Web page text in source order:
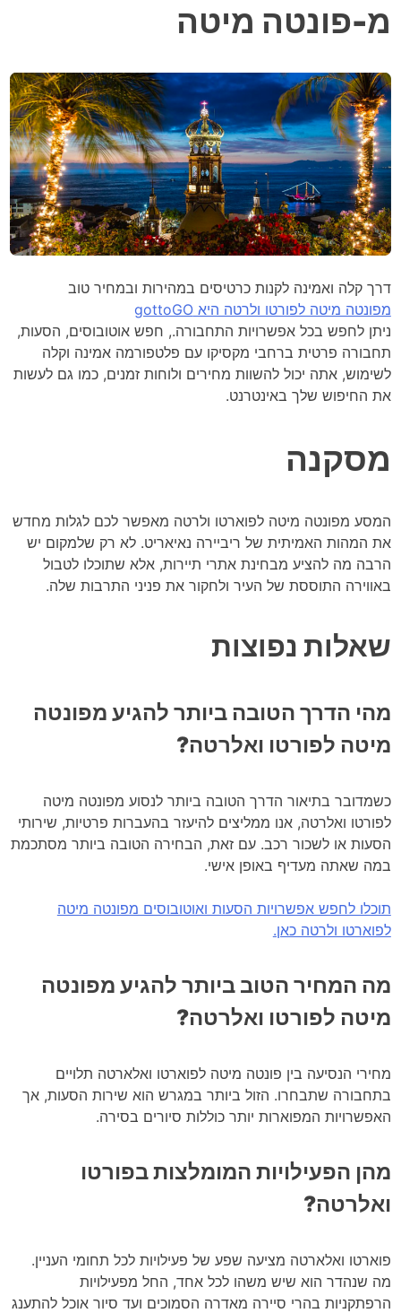
מ-פונטה מיטה
דרך קלה ואמינה לקנות כרטיסים במהירות ובמחיר טוב
מפונטה מיטה לפורטו ולרטה היא gottoGO
ניתן לחפש בכל אפשרויות התחבורה., חפש אוטובוסים, הסעות,
תחבורה פרטית ברחבי מקסיקו עם פלטפורמה אמינה וקלה
לשימוש, אתה יכול להשוות מחירים ולוחות זמנים, כמו גם לעשות
את החיפוש שלך באינטרנט.
מסקנה
המסע מפונטה מיטה לפוארטו ולרטה מאפשר לכם לגלות מחדש
את המהות האמיתית של ריביירה נאיאריט. לא רק שלמקום יש
הרבה מה להציע מבחינת אתרי תיירות, אלא שתוכלו לטבול
באווירה התוססת של העיר ולחקור את פניני התרבות שלה.
שאלות נפוצות
מהי הדרך הטובה ביותר להגיע מפונטה
מיטה לפורטו ואלרטה?
כשמדובר בתיאור הדרך הטובה ביותר לנסוע מפונטה מיטה
לפורטו ואלרטה, אנו ממליצים להיעזר בהעברות פרטיות, שירותי
הסעות או לשכור רכב. עם זאת, הבחירה הטובה ביותר מסתכמת
במה שאתה מעדיף באופן אישי.
תוכלו לחפש אפשרויות הסעות ואוטובוסים מפונטה מיטה
לפוארטו ולרטה כאן.
מה המחיר הטוב ביותר להגיע מפונטה
מיטה לפורטו ואלרטה?
מחירי הנסיעה בין פונטה מיטה לפוארטו ואלארטה תלויים
בתחבורה שתבחרו. הזול ביותר במגרש הוא שירות הסעות, אך
האפשרויות המפוארות יותר כוללות סיורים בסירה.
מהן הפעילויות המומלצות בפורטו
ואלרטה?
פוארטו ואלארטה מציעה שפע של פעילויות לכל תחומי העניין.
מה שנהדר הוא שיש משהו לכל אחד, החל מפעילויות
הרפתקניות בהרי סיירה מאדרה הסמוכים ועד סיור אוכל להתענג